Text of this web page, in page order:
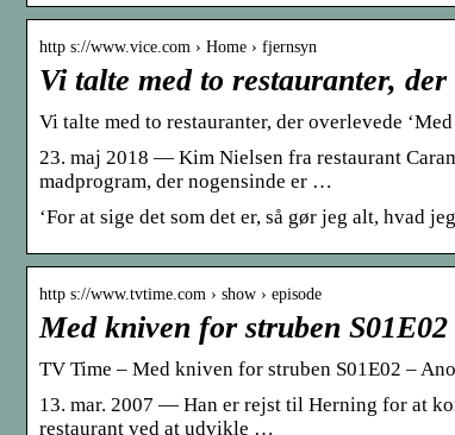
http s://www.vice.com › Home › fjernsyn
Vi talte med to restauranter,
Vi talte med to restauranter, der overlevede
23. maj 2018 — Kim Nielsen fra restaurant
madprogram, der nogensinde er …
‘For at sige det som det er, så gør jeg alt, hvad
http s://www.tvtime.com › show › episode
Med kniven for struben
TV Time – Med kniven for struben S01E02 –
13. mar. 2007 — Han er rejst til Herning for at
restaurant ved at udvikle …